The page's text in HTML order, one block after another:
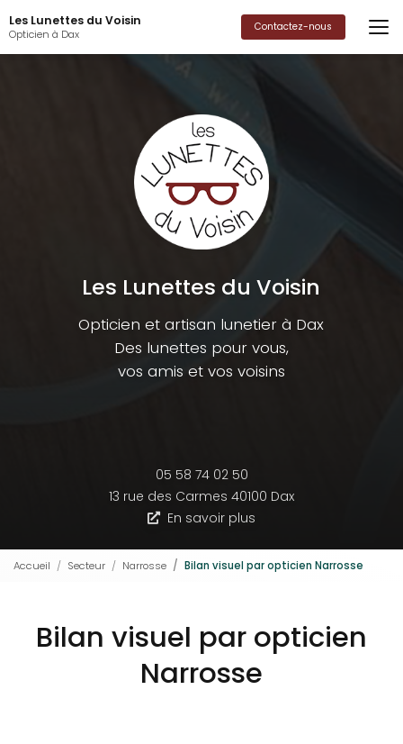
au
contenu
principal
Les Lunettes du Voisin
Opticien à Dax Contactez-nous
Les Lunettes du Voisin
Opticien et artisan lunetier à Dax
Des lunettes pour vous,
vos amis et vos voisins
05 58 74 02 50
13 rue des Carmes 40100 Dax
En savoir plus
Accueil Secteur Narrosse Bilan visuel par opticien Narrosse
Bilan visuel par opticien
Narrosse